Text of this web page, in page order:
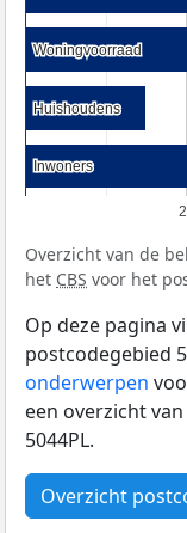
Woningvoorraad
Woningvoorraad
Huishoudens
Huishoudens
Inwoners
Inwoners
Overzicht van de
het CBS voor het
Op deze pagina
postcodegebied
onderwerpen
een overzicht
5044PL.
Overzicht